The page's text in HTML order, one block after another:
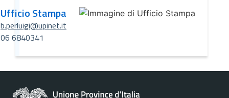
Ufficio Stampa
b.perluigi@upinet.it
06 6840341